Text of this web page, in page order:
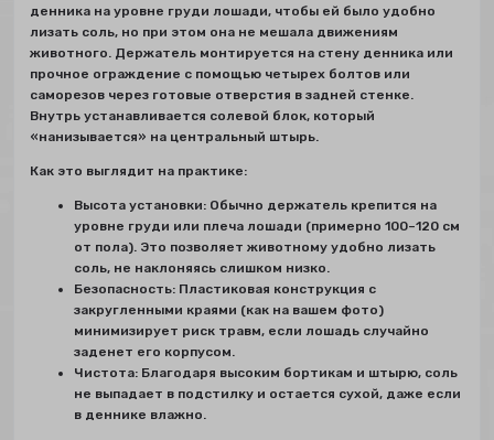
денника на уровне груди лошади, чтобы ей было удобно
лизать соль, но при этом она не мешала движениям
животного. Держатель монтируется на стену денника или
прочное ограждение с помощью четырех болтов или
саморезов через готовые отверстия в задней стенке.
Внутрь устанавливается солевой блок, который
«нанизывается» на центральный штырь.
Как это выглядит на практике:
Высота установки: Обычно держатель крепится на
уровне груди или плеча лошади (примерно 100–120 см
от пола). Это позволяет животному удобно лизать
соль, не наклоняясь слишком низко.
Безопасность: Пластиковая конструкция с
закругленными краями (как на вашем фото)
минимизирует риск травм, если лошадь случайно
заденет его корпусом.
Чистота: Благодаря высоким бортикам и штырю, соль
не выпадает в подстилку и остается сухой, даже если
в деннике влажно.